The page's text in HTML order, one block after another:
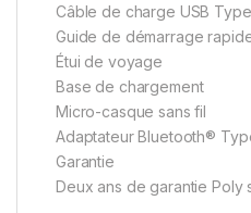
Câble de charge USB
Guide de démarrage
Étui de voyage
Base de chargement
Micro-casque sans fil
Adaptateur Bluetooth®
Garantie
Deux ans de garantie Poly